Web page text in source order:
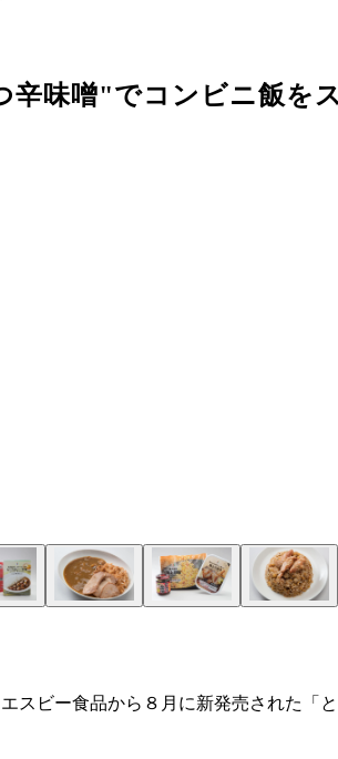
辛味噌"でコンビニ飯を
ビー食品から８月に新発売された「